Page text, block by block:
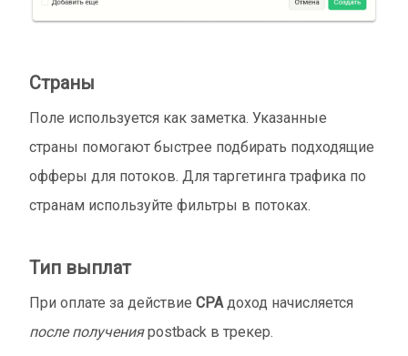
Страны
Поле используется как заметка. Указанные
страны помогают быстрее подбирать подходящие
офферы для потоков. Для таргетинга трафика по
странам используйте фильтры в потоках.
Тип выплат
При оплате за действие CPA доход начисляется
после полученияpostback в трекер.